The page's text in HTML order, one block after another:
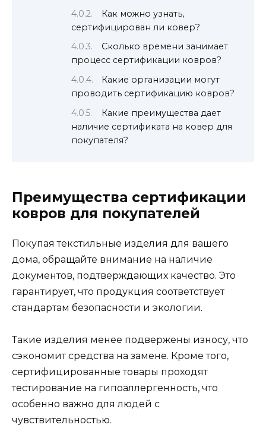
Как можно узнать,
сертифицирован ли ковер?
Сколько времени занимает
процесс сертификации ковров?
Какие организации могут
проводить сертификацию ковров?
Какие преимущества дает
наличие сертификата на ковер для
покупателя?
Преимущества сертификации
ковров для покупателей
Покупая текстильные изделия для вашего
дома, обращайте внимание на наличие
документов, подтверждающих качество. Это
гарантирует, что продукция соответствует
стандартам безопасности и экологии.
Такие изделия менее подвержены износу, что
сэкономит средства на замене. Кроме того,
сертифицированные товары проходят
тестирование на гипоаллергенность, что
особенно важно для людей с
чувствительностью.